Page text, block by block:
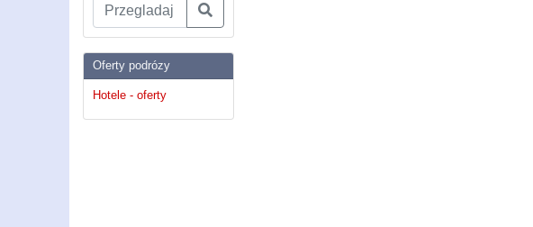
Oferty podrózy
Hotele - oferty